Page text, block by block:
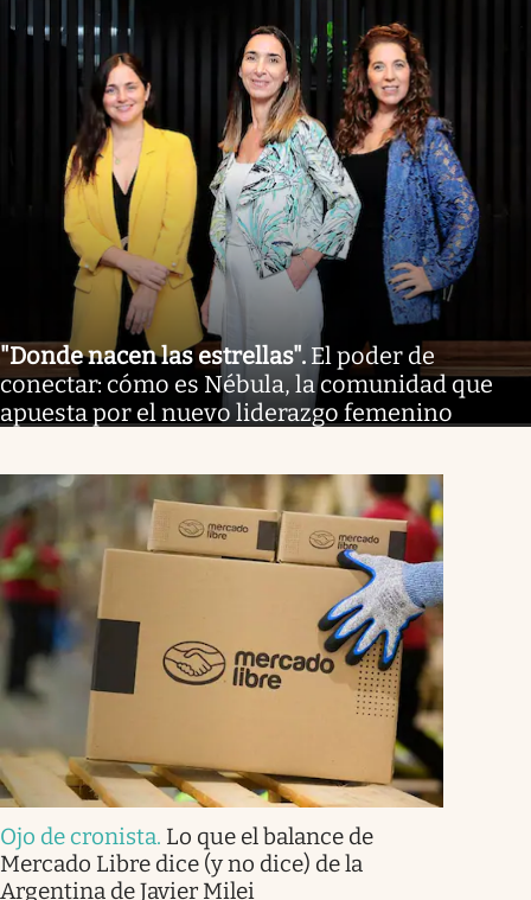
"Donde nacen las estrellas". El poder de
conectar: cómo es Nébula, la comunidad que
apuesta por el nuevo liderazgo femenino
Ojo de cronista. Lo que el balance de
Mercado Libre dice (y no dice) de la
Argentina de Javier Milei